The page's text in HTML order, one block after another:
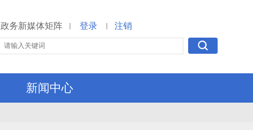
政务新媒体矩阵 | 登录 | 注销
新闻中心